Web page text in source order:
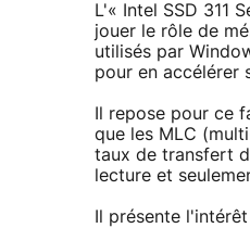
L'« Intel SSD 311
jouer le rôle de
utilisés par
pour en accélérer
Il repose pour ce
que les MLC
taux de transfert
lecture et
Il présente